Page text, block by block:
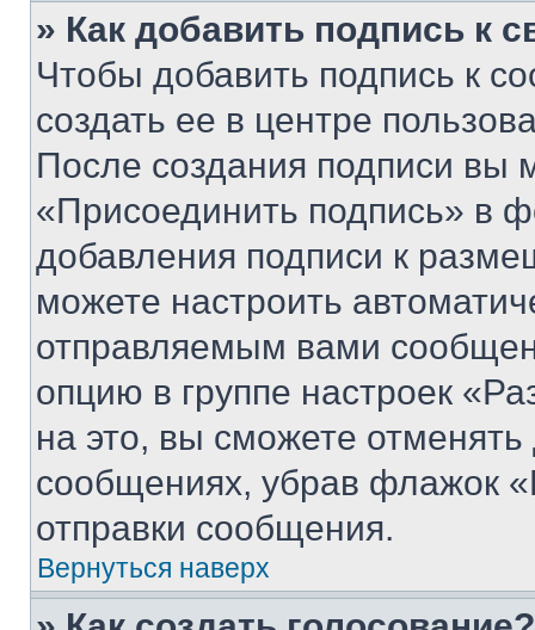
» Как добавить подпись к
Чтобы добавить подпись к
создать ее в центре
После создания подписи вы
«Присоединить подпись» в
добавления подписи к
можете настроить
отправляемым вами
опцию в группе настроек
на это, вы сможете
сообщениях, убрав флажок
отправки сообщения.
Вернуться наверх